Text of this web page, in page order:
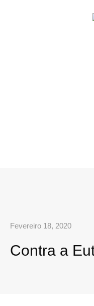
Fevereiro 18, 2020
Contra a